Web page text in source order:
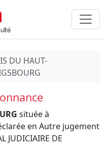
DU HAUT-
située à
en Autre jugement
JUDICIAIRE DE